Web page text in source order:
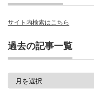
サイト内検索はこちら
過去の記事一覧
過